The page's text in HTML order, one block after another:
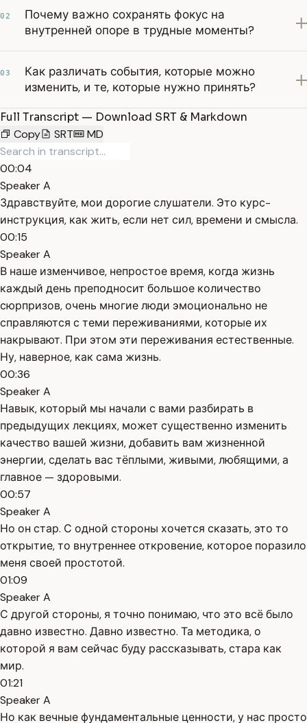
02
Почему важно сохранять фокус на
внутренней опоре в трудные моменты?
03
Как различать события, которые можно
изменить, и те, которые нужно принять?
Full Transcript — Download SRT & Markdown
Copy
SRT MD
00:04
Speaker A
Здравствуйте, мои дорогие слушатели. Это курс-
инструкция, как жить, если нет сил, времени и смысла.
00:15
Speaker A
В наше изменчивое, непростое время, когда жизнь
каждый день преподносит большое количество
сюрпризов, очень многие люди эмоционально не
справляются с теми переживаниями, которые их
накрывают. При этом эти переживания естественные.
Ну, наверное, как сама жизнь.
00:36
Speaker A
Навык, который мы начали с вами разбирать в
предыдущих лекциях, может существенно изменить
качество вашей жизни, добавить вам жизненной
энергии, сделать вас тёплыми, живыми, любящими, а
главное — здоровыми.
00:57
Speaker A
Но он стар. С одной стороны хочется сказать, это то
открытие, то внутреннее откровение, которое поразило
меня своей простотой.
01:09
Speaker A
С другой стороны, я точно понимаю, что это всё было
давно известно. Давно известно. Та методика, о
которой я вам сейчас буду рассказывать, стара как
мир.
01:21
Speaker A
Но как вечные фундаментальные ценности, у нас просто